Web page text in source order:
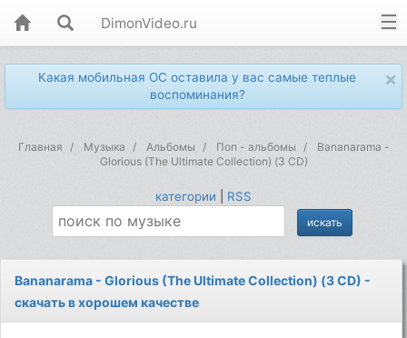
DimonVideo.ru
×
Какая мобильная ОС оставила у вас самые теплые
воспоминания?
Главная Музыка Альбомы Поп - альбомы
Bananarama -
Glorious (The Ultimate Collection) (3 CD)
категории RSS
Bananarama - Glorious (The Ultimate Collection) (3 CD) -
скачать в хорошем качестве